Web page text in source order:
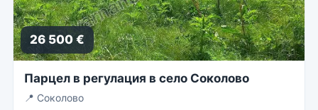
26 500 €
Парцел в регулация в село Соколово
📍 Соколово